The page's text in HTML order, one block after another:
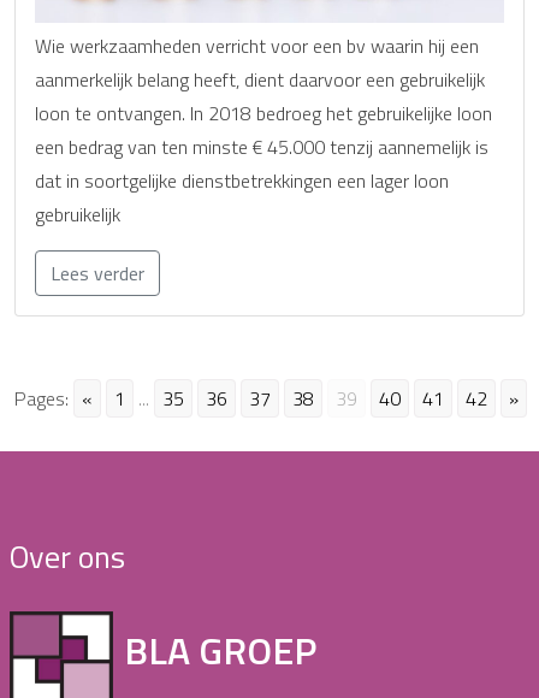
Wie werkzaamheden verricht voor een bv waarin hij een
aanmerkelijk belang heeft, dient daarvoor een gebruikelijk
loon te ontvangen. In 2018 bedroeg het gebruikelijke loon
een bedrag van ten minste € 45.000 tenzij aannemelijk is
dat in soortgelijke dienstbetrekkingen een lager loon
gebruikelijk
Lees verder
Pages: « 1 ... 35 36 37 38 39 40 41 42 »
Over ons
BLA GROEP